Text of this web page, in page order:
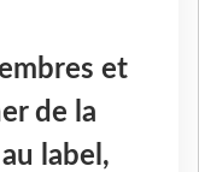
et
de la
label,